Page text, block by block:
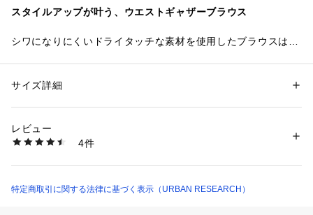
スタイルアップが叶う、ウエストギャザーブラウス
シワになりにくいドライタッチな素材を使用したブラウスは、
トに入ったギャザーがふんわりとした可愛らしいシルエットを
く、リラックスしながらも女性らしいラインをキープ。着脱も
簡単なので、忙しい朝にもぴったりです。Vネックデザインが
ラウスです。
性別：レディース
素材：ポリエステル100%
洗濯：-
※詳しい洗濯方法については、商品の品質表示タグをご覧ください
DR26230-2030612 （ショップ）
サイズ詳細
レビュー
4件
特定商取引に関する法律に基づく表示（URBAN RESEARCH）